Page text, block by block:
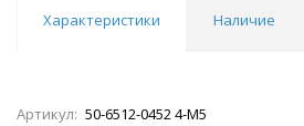
Характеристики Наличие
Артикул: 50-6512-0452 4-М5